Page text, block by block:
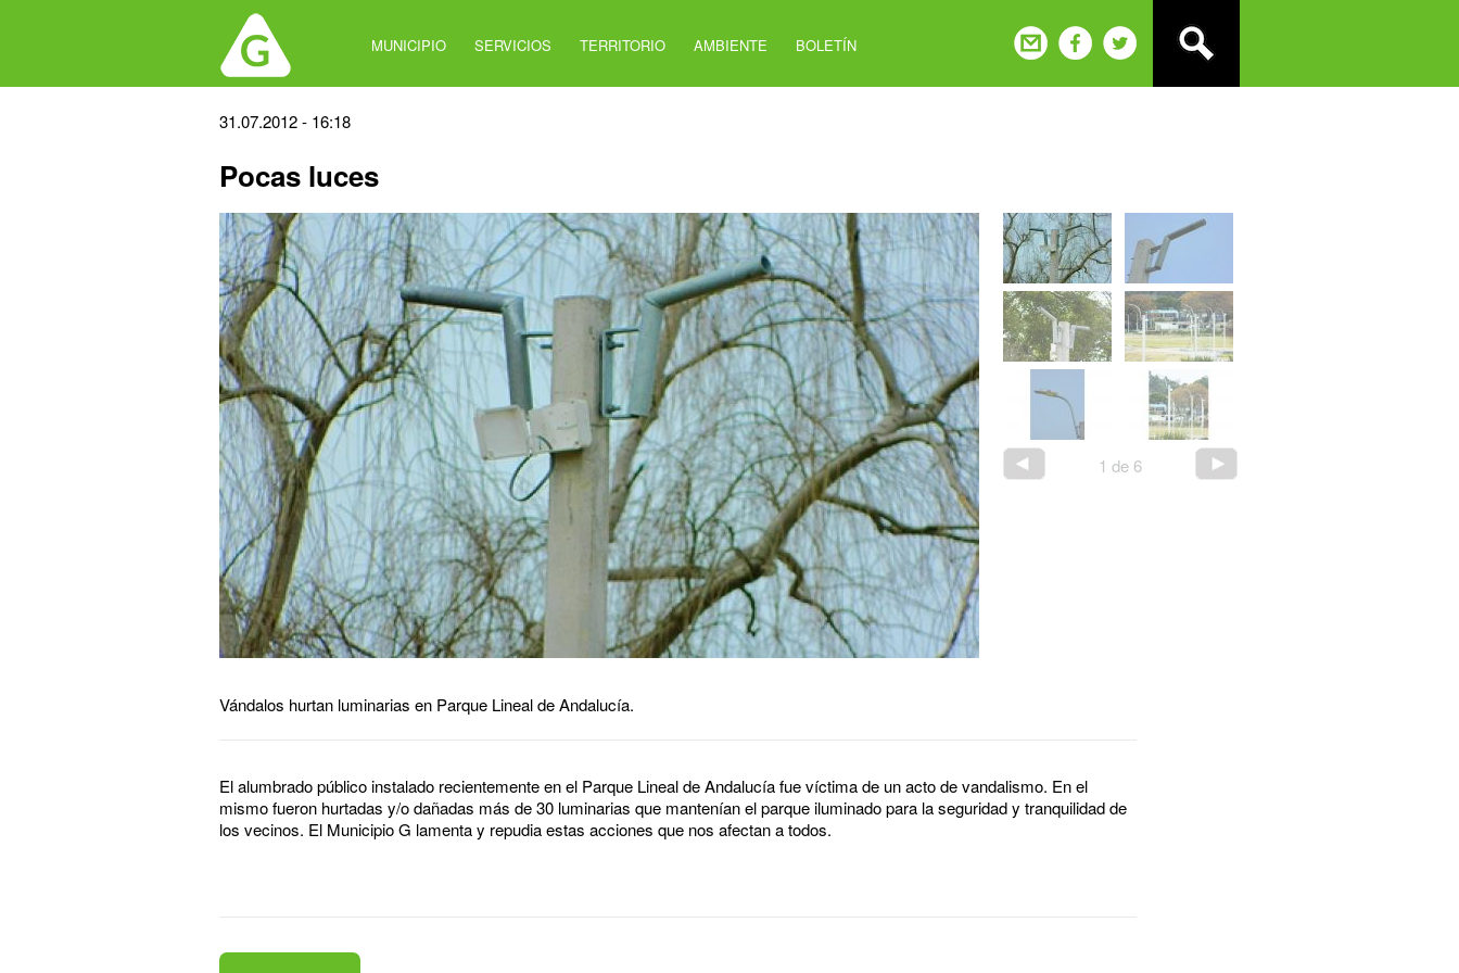
MUNICIPIO SERVICIOS TERRITORIO AMBIENTE BOLETÍN
Back
top
31.07.2012 - 16:18
Pocas luces
1 de 6
Vándalos hurtan luminarias en Parque Lineal de Andalucía.
El alumbrado público instalado recientemente en el Parque Lineal de Andalucía fue víctima de un acto de vandalismo. En el
mismo fueron hurtadas y/o dañadas más de 30 luminarias que mantenían el parque iluminado para la seguridad y tranquilidad de
los vecinos. El Municipio G lamenta y repudia estas acciones que nos afectan a todos.